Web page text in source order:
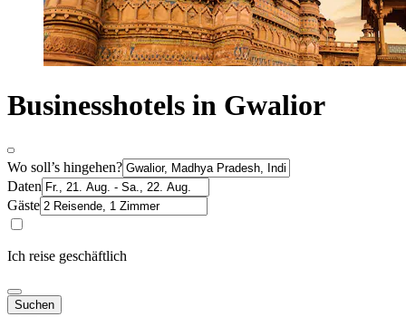
Businesshotels in Gwalior
Wo soll’s hingehen?
Daten
Gäste
Ich reise geschäftlich
Suchen